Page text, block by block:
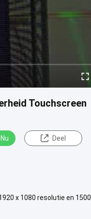
Touchscreen
Deel
x 1080 resolutie en 1500